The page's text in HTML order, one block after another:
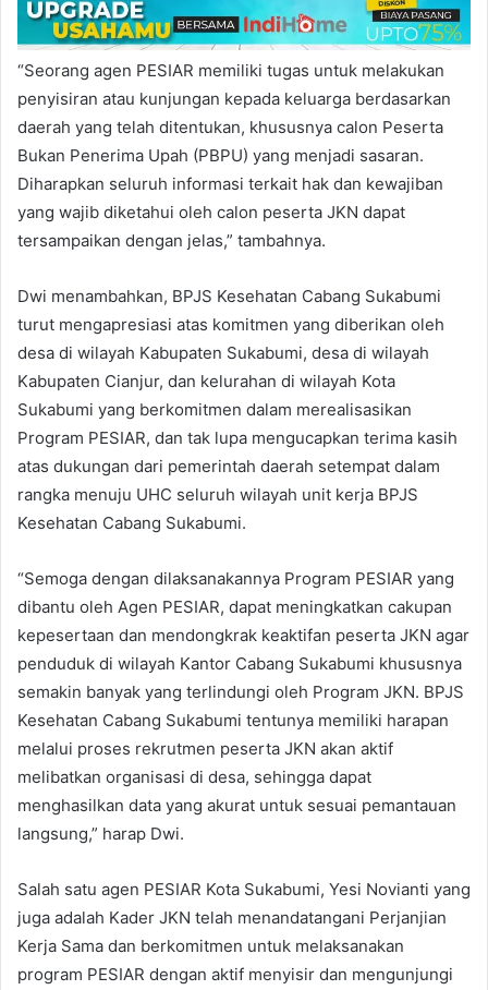
“Seorang agen PESIAR memiliki tugas untuk melakukan
penyisiran atau kunjungan kepada keluarga berdasarkan
daerah yang telah ditentukan, khususnya calon Peserta
Bukan Penerima Upah (PBPU) yang menjadi sasaran.
Diharapkan seluruh informasi terkait hak dan kewajiban
yang wajib diketahui oleh calon peserta JKN dapat
tersampaikan dengan jelas,” tambahnya.
Dwi menambahkan, BPJS Kesehatan Cabang Sukabumi
turut mengapresiasi atas komitmen yang diberikan oleh
desa di wilayah Kabupaten Sukabumi, desa di wilayah
Kabupaten Cianjur, dan kelurahan di wilayah Kota
Sukabumi yang berkomitmen dalam merealisasikan
Program PESIAR, dan tak lupa mengucapkan terima kasih
atas dukungan dari pemerintah daerah setempat dalam
rangka menuju UHC seluruh wilayah unit kerja BPJS
Kesehatan Cabang Sukabumi.
“Semoga dengan dilaksanakannya Program PESIAR yang
dibantu oleh Agen PESIAR, dapat meningkatkan cakupan
kepesertaan dan mendongkrak keaktifan peserta JKN agar
penduduk di wilayah Kantor Cabang Sukabumi khususnya
semakin banyak yang terlindungi oleh Program JKN. BPJS
Kesehatan Cabang Sukabumi tentunya memiliki harapan
melalui proses rekrutmen peserta JKN akan aktif
melibatkan organisasi di desa, sehingga dapat
menghasilkan data yang akurat untuk sesuai pemantauan
langsung,” harap Dwi.
Salah satu agen PESIAR Kota Sukabumi, Yesi Novianti yang
juga adalah Kader JKN telah menandatangani Perjanjian
Kerja Sama dan berkomitmen untuk melaksanakan
program PESIAR dengan aktif menyisir dan mengunjungi